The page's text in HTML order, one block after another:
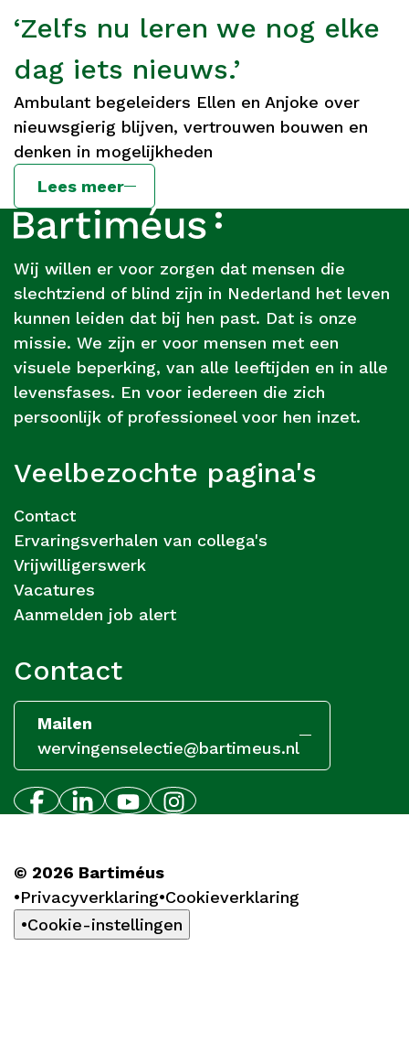
‘Zelfs nu leren we nog elke
dag iets nieuws.’
Ambulant begeleiders Ellen en Anjoke over
nieuwsgierig blijven, vertrouwen bouwen en
denken in mogelijkheden
Lees meer
Footer
Over
Bartiméus
Wij willen er voor zorgen dat mensen die
slechtziend of blind zijn in Nederland het leven
kunnen leiden dat bij hen past. Dat is onze
missie. We zijn er voor mensen met een
visuele beperking, van alle leeftijden en in alle
levensfases. En voor iedereen die zich
persoonlijk of professioneel voor hen inzet.
Veelbezochte pagina's
Contact
Ervaringsverhalen van collega's
Vrijwilligerswerk
Vacatures
Aanmelden job alert
Contact
Mailen
wervingenselectie@bartimeus.nl
© 2026 Bartiméus
Privacyverklaring Cookieverklaring
Cookie-instellingen